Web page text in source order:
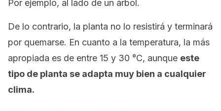
Por ejemplo, al lado de un árbol.
De lo contrario, la planta no lo resistirá y terminará
por quemarse. En cuanto a la temperatura, la más
apropiada es de entre 15 y 30 °C, aunque este
tipo de planta se adapta muy bien a cualquier
clima.